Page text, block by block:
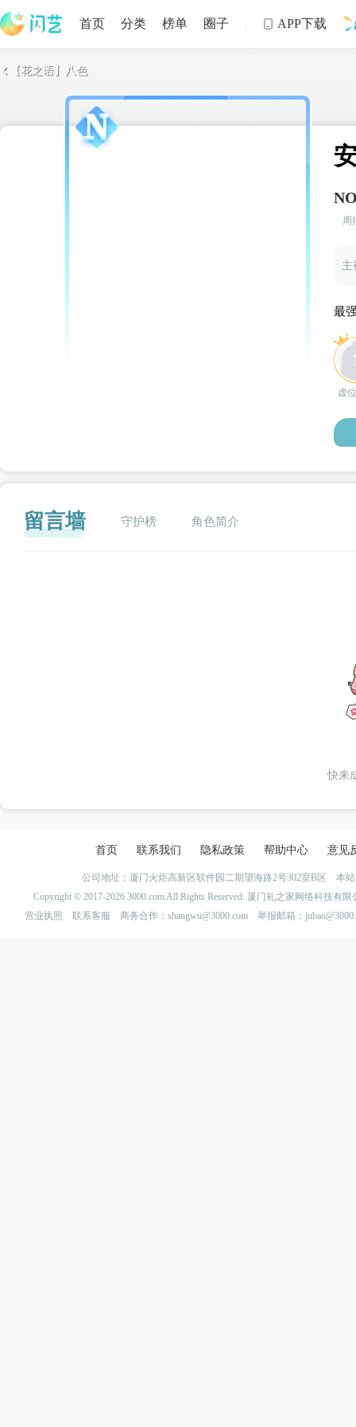
首页 分类 榜单 圈子  APP下载
 【花之语】八色
周
主
最
虚
留言墙 守护榜 角色简介
快来
首页 联系我们 隐私政策 帮助中心 意见
公司地址：厦门火炬高新区软件园二期望海路2号302室B区 本
Copyright © 2017-2026 3000.com All Rights Reserved. 厦门礼之家网络科技
营业执照
联系客服 商务合作：shangwu@3000.com 举报邮箱：